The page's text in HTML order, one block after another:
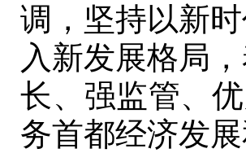
调，坚持以新
入新发展格局
长、强监管、
务首都经济发